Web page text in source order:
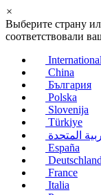
×
Выберите страну
соответствовали
International
China
България
Polska
Slovenija
Türkiye
المتحدة
España
Deutschland
France
Italia